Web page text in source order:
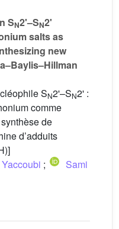
SN2'–SN2'
salts as
new
SN2'–SN2' :
comme
de
d’adduits
;
Sami